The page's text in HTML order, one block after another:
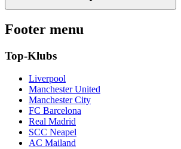
Footer menu
Top-Klubs
Liverpool
Manchester United
Manchester City
FC Barcelona
Real Madrid
SCC Neapel
AC Mailand